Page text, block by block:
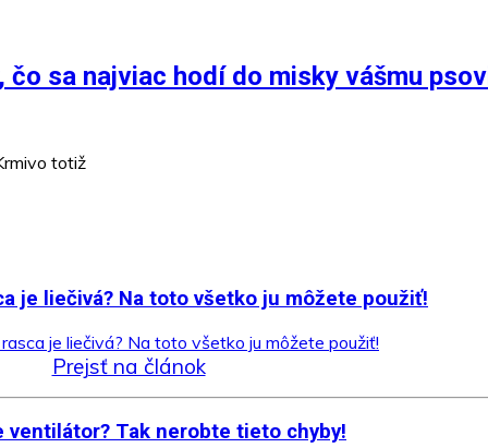
sa najviac hodí do misky vášmu
totiž
je liečivá? Na toto všetko ju môžete použiť!
Prejsť na článok
ventilátor? Tak nerobte tieto chyby!